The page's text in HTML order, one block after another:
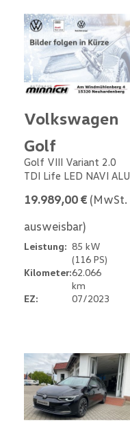
Volkswagen
Golf
Golf VIII Variant 2.0
TDI Life LED NAVI ALU
19.989,00 € (MwSt.
ausweisbar)
Leistung: 85 kW
(116 PS)
Kilometer:62.066
km
EZ:
07/2023